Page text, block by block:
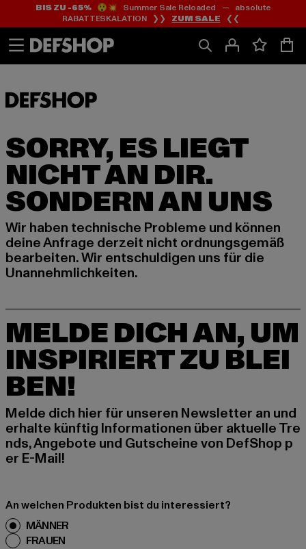
Zum
Inhalt
springen
Zum
Fußzeile
springen
BIS ZU -65%😲💥 Summer Sale Reloaded — absolute
RABATTESKALATION ❯❯ ZUM SALE ❮❮
SORRY, ES LIEGT
NICHT AN DIR.
SONDERN AN UNS
Wir haben technische Probleme und können
deine Anfrage derzeit nicht ordnungsgemäß
bearbeiten. Wir entschuldigen uns für die
Unannehmlichkeiten.
MELDE DICH AN, UM
INSPIRIERT ZU BLEI
BEN!
Melde dich hier für unseren Newsletter an und
erhalte künftig Informationen über aktuelle Tre
nds, Angebote und Gutscheine von DefShop p
er E-Mail!
An welchen Produkten bist du interessiert?
MÄNNER
FRAUEN